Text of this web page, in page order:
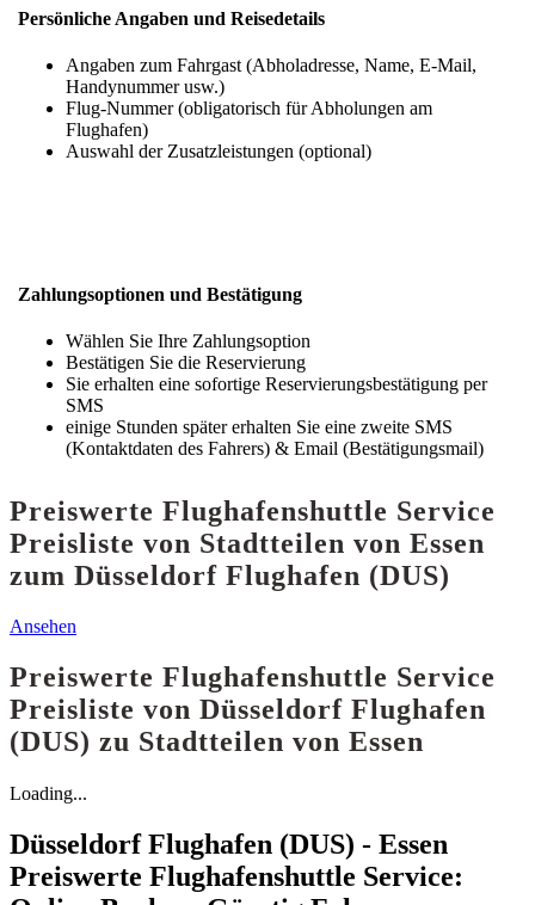
Persönliche Angaben und Reisedetails
Angaben zum Fahrgast (Abholadresse, Name, E-Mail,
Handynummer usw.)
Flug-Nummer (obligatorisch für Abholungen am
Flughafen)
Auswahl der Zusatzleistungen (optional)
Zahlungsoptionen und Bestätigung
Wählen Sie Ihre Zahlungsoption
Bestätigen Sie die Reservierung
Sie erhalten eine sofortige Reservierungsbestätigung per
SMS
einige Stunden später erhalten Sie eine zweite SMS
(Kontaktdaten des Fahrers) & Email (Bestätigungsmail)
Preiswerte Flughafenshuttle Service
Preisliste von Stadtteilen von Essen
zum Düsseldorf Flughafen (DUS)
Ansehen
Preiswerte Flughafenshuttle Service
Preisliste von Düsseldorf Flughafen
(DUS) zu Stadtteilen von Essen
Loading...
Düsseldorf Flughafen (DUS) - Essen
Preiswerte Flughafenshuttle Service: